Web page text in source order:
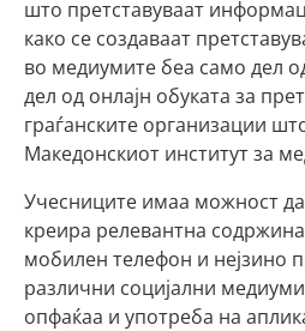
што претставуваат
како се создаваат
во медиумите беа само дел
дел од онлајн обуката за
граѓанските организации
Македонскиот институт за
Учесниците имаа можност да
креира релевантна
мобилен телефон и нејзино
различни социјални
опфаќаа и употреба на